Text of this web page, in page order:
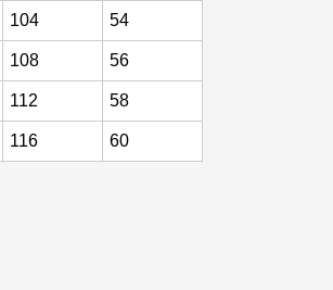
104 54
108 56
112 58
116 60